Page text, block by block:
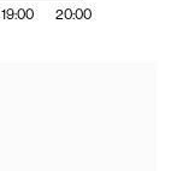
19:00 20:00